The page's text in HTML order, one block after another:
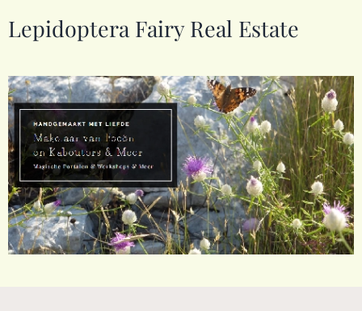
Lepidoptera Fairy Real Estate